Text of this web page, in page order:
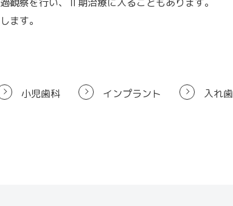
ます。
小児歯科 インプラント 入れ歯